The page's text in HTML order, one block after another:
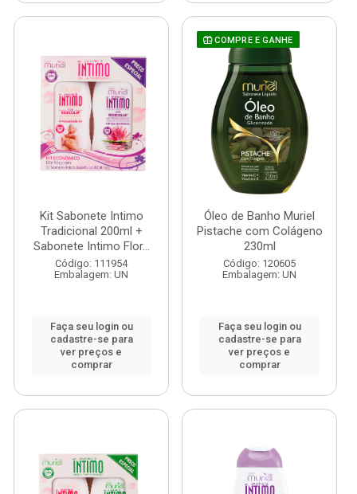
Kit Sabonete Intimo
Tradicional 200ml +
Sabonete Intimo Flor...
Código: 111954
Embalagem: UN
Faça seu login ou
cadastre-se para
ver preços e
comprar
COMPRE E GANHE
Óleo de Banho Muriel
Pistache com Colágeno
230ml
Código: 120605
Embalagem: UN
Faça seu login ou
cadastre-se para
ver preços e
comprar